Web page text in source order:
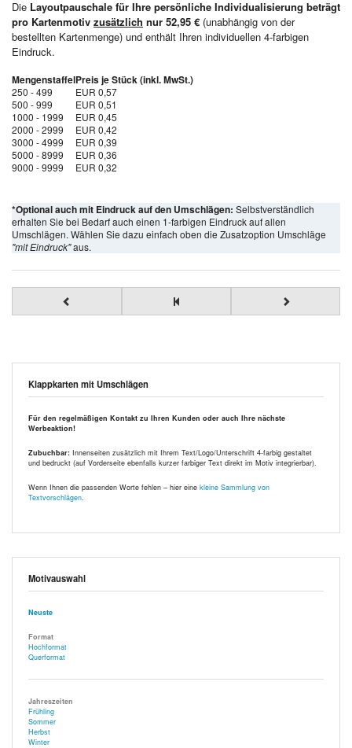
Die Layoutpauschale für Ihre persönliche Individualisierung beträgt
pro Kartenmotiv zusätzlich nur 52,95 € (unabhängig von der
bestellten Kartenmenge) und enthält Ihren individuellen 4-farbigen
Eindruck.
MengenstaffelPreis je Stück (inkl. MwSt.)
250 - 499
EUR 0,57
500 - 999
EUR 0,51
1000 - 1999
EUR 0,45
2000 - 2999
EUR 0,42
3000 - 4999
EUR 0,39
5000 - 8999
EUR 0,36
9000 - 9999
EUR 0,32
*Optional auch mit Eindruck auf den Umschlägen: Selbstverständlich
erhalten Sie bei Bedarf auch einen 1-farbigen Eindruck auf allen
Umschlägen. Wählen Sie dazu einfach oben die Zusatzoption Umschläge
"mit Eindruck"aus.
Klappkarten mit Umschlägen
Für den regelmäßigen Kontakt zu Ihren Kunden oder auch Ihre nächste
Werbeaktion!
Zubuchbar: Innenseiten zusätzlich mit Ihrem Text/Logo/Unterschrift 4-farbig gestaltet
und bedruckt (auf Vorderseite ebenfalls kurzer farbiger Text direkt im Motiv integrierbar).
Wenn Ihnen die passenden Worte fehlen – hier eine kleine Sammlung von
Textvorschlägen
Motivauswahl
Neuste
Format
Hochformat
Querformat
Jahreszeiten
Frühling
Sommer
Herbst
Winter